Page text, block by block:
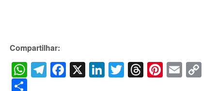
Compartilhar:
WhatsApp
Telegram
Facebook
X LinkedIn
Twitter
Threads